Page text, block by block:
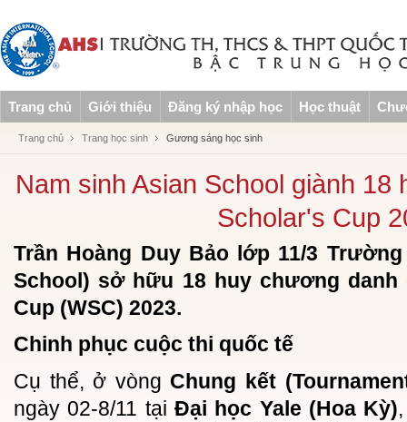
Trang chủ Giới thiệu Đăng ký nhập học Học thuật
Trang chủ Trang học sinh Gương sáng học sinh
Nam sinh Asian School giành
Scholar's Cup
Trần Hoàng Duy Bảo lớp 11/3
School) sở hữu 18 huy chương danh
Cup (WSC) 2023.
Chinh phục cuộc thi quốc tế
Cụ thể, ở vòng Chung kết
ngày 02-8/11 tại Đại học Yale (Hoa Kỳ)